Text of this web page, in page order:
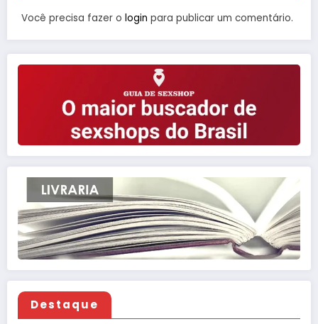
Você precisa fazer o login para publicar um comentário.
Destaque